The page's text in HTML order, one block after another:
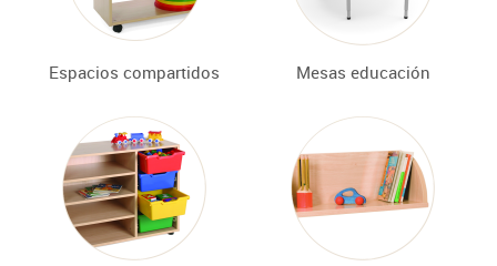
Espacios compartidos Mesas educación